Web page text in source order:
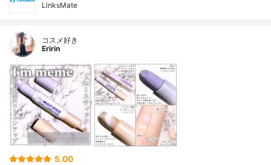
LinksMate
コスメ好き
Eririn
5.00